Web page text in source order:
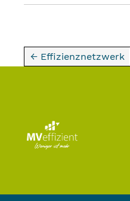
← Effizienznetzwerk